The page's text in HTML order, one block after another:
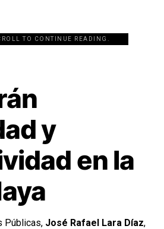
TO CONTINUE READING.
id="243463"]
y
en la
Públicas, José Rafael Lara Díaz,